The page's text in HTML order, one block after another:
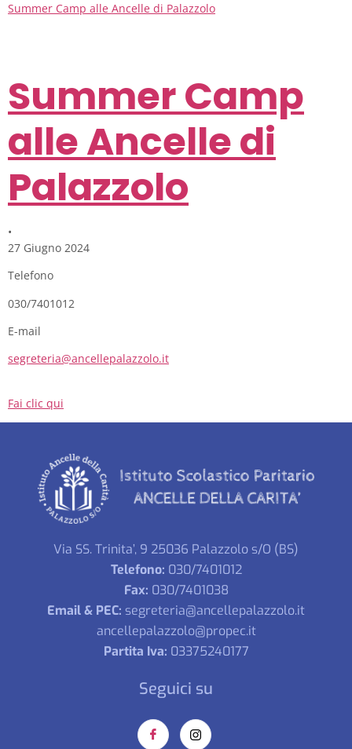
Summer Camp alle Ancelle di Palazzolo
Summer Camp
alle Ancelle di
Palazzolo
•
27 Giugno 2024
Telefono
030/7401012
E-mail
segreteria@ancellepalazzolo.it
Fai clic qui
Via SS. Trinita’, 9 25036 Palazzolo s/O (BS)
Telefono: 030/7401012
Fax: 030/7401038
Email & PEC: segreteria@ancellepalazzolo.it
ancellepalazzolo@propec.it
Partita Iva: 03375240177
Seguici su